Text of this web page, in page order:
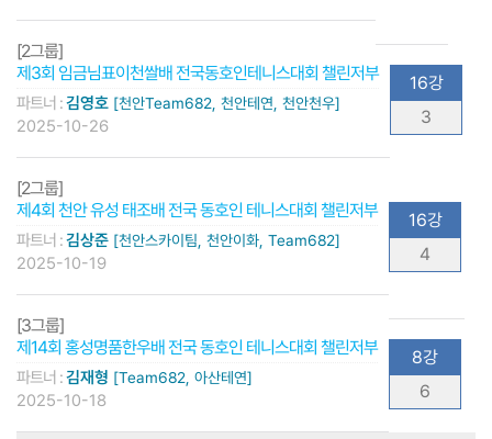
[2그룹]
제3회 임금님표이천쌀배 전국동호인테니스대회 챌린저부
파트너 :김영호 [천안Team682, 천안테연, 천안천우]
2025-10-26
16강
3
[2그룹]
제4회 천안 유성 태조배 전국 동호인 테니스대회 챌린저부
파트너 :김상준 [천안스카이팀, 천안이화, Team682]
2025-10-19
16강
4
[3그룹]
제14회 홍성명품한우배 전국 동호인 테니스대회 챌린저부
파트너 :김재형 [Team682, 아산테연]
2025-10-18
8강
6